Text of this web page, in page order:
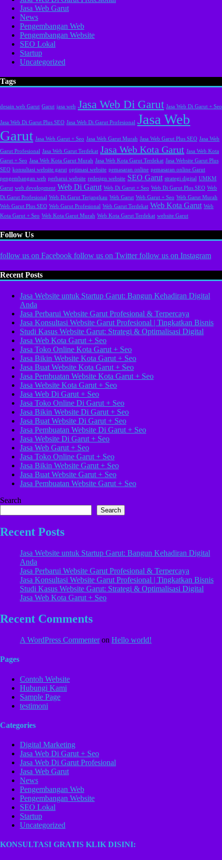
Jasa Web Garut
News
Pengembangan Web
Pengembangan Website
SEO Lokal
Startup
Uncategorized
Tags
desain web Garut Garut jasa web Jasa Web Di Garut Jasa Web Di Garut + Seo
Jasa Web Di Garut Plus SEO Jasa Web Di Garut Profesional Jasa Web
Garut Jasa Web Garut + Seo Jasa Web Garut Murah Jasa Web Garut Plus SEO Jasa Web
Garut Profesional Jasa Web Garut Terdekat Jasa Web Kota Garut Jasa Web Kota
Garut + Seo Jasa Web Kota Garut Murah Jasa Web Kota Garut Terdekat Jasa Website Garut Plus
SEO konsultasi website garut optimasi website pemasaran online pemasaran online Garut
pengembangan web perbarui website redesign website SEO Garut strategi digital UMKM
Garut web development Web Di Garut Web Di Garut + Seo Web Di Garut Plus SEO Web
Di Garut Profesional Web Di Garut Terjangkau Web Garut Web Garut + Seo Web Garut Murah
Web Garut Plus SEO Web Garut Profesional Web Garut Terdekat Web Kota Garut Web
Kota Garut + Seo Web Kota Garut Murah Web Kota Garut Terdekat website Garut
Follow Us
follow us on Facebook follow us on Twitter follow us on Instagram
Recent Posts
Jasa Website untuk Startup Garut: Bangun Kehadiran Digital
Anda
Jasa Perbarui Website Garut Profesional & Terpercaya
Jasa Konsultasi Website Garut Profesional | Tingkatkan Bisnis
Studi Kasus Website Garut: Strategi & Optimalisasi Digital
Jasa Web Kota Garut + Seo
Jasa Toko Online Kota Garut + Seo
Jasa Bikin Website Kota Garut + Seo
Jasa Buat Website Kota Garut + Seo
Jasa Pembuatan Website Kota Garut + Seo
Jasa Website Kota Garut + Seo
Jasa Web Di Garut + Seo
Jasa Toko Online Di Garut + Seo
Jasa Bikin Website Di Garut + Seo
Jasa Buat Website Di Garut + Seo
Jasa Pembuatan Website Di Garut + Seo
Jasa Website Di Garut + Seo
Jasa Web Garut + Seo
Jasa Toko Online Garut + Seo
Jasa Bikin Website Garut + Seo
Jasa Buat Website Garut + Seo
Jasa Pembuatan Website Garut + Seo
Search
Search
Recent Posts
Jasa Website untuk Startup Garut: Bangun Kehadiran Digital
Anda
Jasa Perbarui Website Garut Profesional & Terpercaya
Jasa Konsultasi Website Garut Profesional | Tingkatkan Bisnis
Studi Kasus Website Garut: Strategi & Optimalisasi Digital
Jasa Web Kota Garut + Seo
Recent Comments
A WordPress Commenteron Hello world!
Pages
Contoh Website
Hubungi Kami
Sample Page
testimoni
Categories
Digital Marketing
Jasa Web Di Garut + Seo
Jasa Web Di Garut Profesional
Jasa Web Garut
News
Pengembangan Web
Pengembangan Website
SEO Lokal
Startup
Uncategorized
KONSULTASI GRATIS KLIK DISINI: